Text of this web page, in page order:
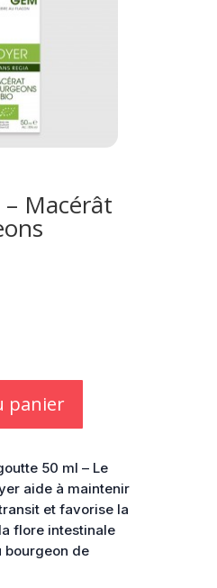
Macérât
panier
50 ml – Le
aide à maintenir
et favorise la
flore intestinale
bourgeon de